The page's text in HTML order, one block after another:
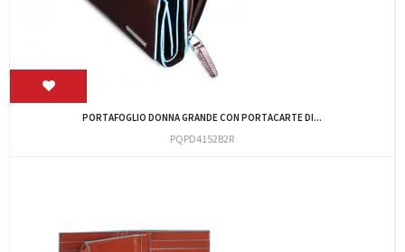
PORTAFOGLIO DONNA GRANDE CON PORTACARTE DI...
PQPD4152B2R